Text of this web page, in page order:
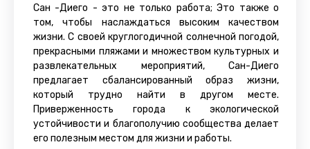
Сан -Диего - это не только работа; Это также о
том, чтобы наслаждаться высоким качеством
жизни. С своей круглогодичной солнечной погодой,
прекрасными пляжами и множеством культурных и
развлекательных мероприятий, Сан-Диего
предлагает сбалансированный образ жизни,
который трудно найти в другом месте.
Приверженность города к экологической
устойчивости и благополучию сообщества делает
его полезным местом для жизни и работы.